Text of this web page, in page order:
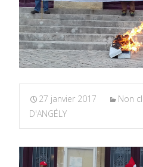
27 janvier 2017 Non
D'ANGÉLY